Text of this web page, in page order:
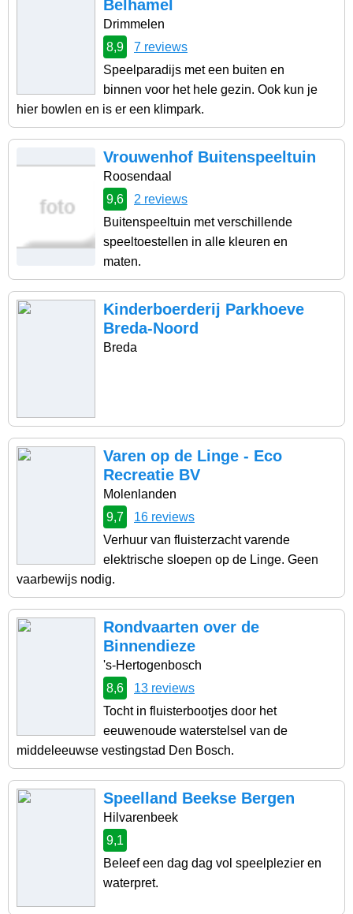
Belhamel
Drimmelen
8,9
7 reviews
Speelparadijs met een buiten en
binnen voor het hele gezin. Ook kun je
hier bowlen en is er een klimpark.
Vrouwenhof Buitenspeeltuin
Roosendaal
9,6
2 reviews
Buitenspeeltuin met verschillende
speeltoestellen in alle kleuren en
maten.
Kinderboerderij Parkhoeve
Breda-Noord
Breda
Varen op de Linge - Eco
Recreatie BV
Molenlanden
9,7
16 reviews
Verhuur van fluisterzacht varende
elektrische sloepen op de Linge. Geen
vaarbewijs nodig.
Rondvaarten over de
Binnendieze
's-Hertogenbosch
8,6
13 reviews
Tocht in fluisterbootjes door het
eeuwenoude waterstelsel van de
middeleeuwse vestingstad Den Bosch.
Speelland Beekse Bergen
Hilvarenbeek
9,1
Beleef een dag dag vol speelplezier en
waterpret.